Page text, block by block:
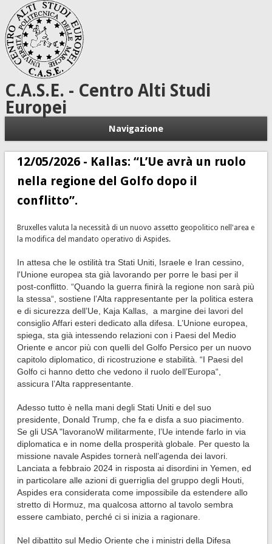
C.A.S.E. - Centro Alti Studi
Europei
Navigazione
12/05/2026 - Kallas: “L’Ue avrà un ruolo
nella regione del Golfo dopo il
conflitto”.
Bruxelles valuta la necessità di un nuovo assetto geopolitico nell'area e
la modifica del mandato operativo di Aspides.
In attesa che le ostilità tra Stati Uniti, Israele e Iran cessino,
l'Unione europea sta già lavorando per porre le basi per il
post-conflitto. “Quando la guerra finirà la regione non sarà più
la stessa“, sostiene l’Alta rappresentante per la politica estera
e di sicurezza dell’Ue, Kaja Kallas, a margine dei lavori del
consiglio Affari esteri dedicato alla difesa. L’Unione europea,
spiega, sta già intessendo relazioni con i Paesi del Medio
Oriente e ancor più con quelli del Golfo Persico per un nuovo
capitolo diplomatico, di ricostruzione e stabilità. “I Paesi del
Golfo ci hanno detto che vedono il ruolo dell’Europa“,
assicura l’Alta rappresentante.
Adesso tutto è nella mani degli Stati Uniti e del suo
presidente, Donald Trump, che fa e disfa a suo piacimento.
Se gli USA "lavoranoW militarmente, l’Ue intende farlo in via
diplomatica e in nome della prosperità globale. Per questo la
missione navale Aspides tornerà nell’agenda dei lavori.
Lanciata a febbraio 2024 in risposta ai disordini in Yemen, ed
in particolare alle azioni di guerriglia del gruppo degli Houti,
Aspides era considerata come impossibile da estendere allo
stretto di Hormuz, ma qualcosa attorno al tavolo sembra
essere cambiato, perché ci si inizia a ragionare.
Nel dibattito sul Medio Oriente che i ministri della Difesa